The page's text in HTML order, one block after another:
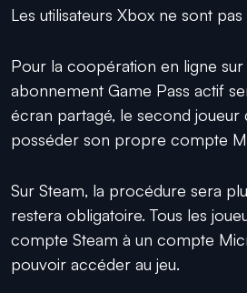
Les utilisateurs Xbox ne sont
Pour la coopération en ligne sur
abonnement Game Pass actif
écran partagé, le second joueur
posséder son propre compte
Sur Steam, la procédure sera
restera obligatoire. Tous les
compte Steam à un compte
pouvoir accéder au jeu.